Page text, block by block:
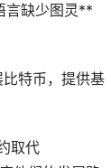
言缺少图灵**
特币，提供基
取代